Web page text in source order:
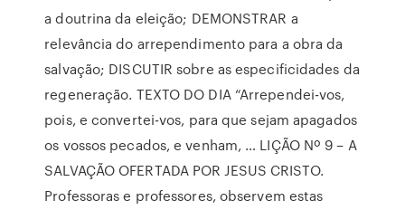
a doutrina da eleição; DEMONSTRAR a
relevância do arrependimento para a obra da
salvação; DISCUTIR sobre as especificidades da
regeneração. TEXTO DO DIA “Arrependei-vos,
pois, e convertei-vos, para que sejam apagados
os vossos pecados, e venham, … LIÇÃO Nº 9 – A
SALVAÇÃO OFERTADA POR JESUS CRISTO.
Professoras e professores, observem estas